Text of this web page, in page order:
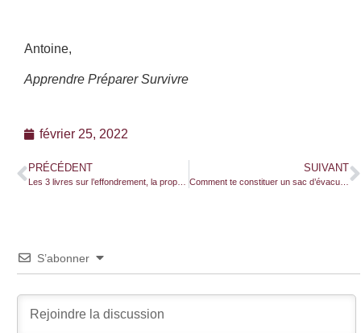
Antoine,
Apprendre Préparer Survivre
février 25, 2022
PRÉCÉDENT
Les 3 livres sur l’effondrement, la propagande et la manipulation que tu dois absolument lire !
SUIVANT
Comment te constituer un sac d’évacuation d’urgence ?
S’abonner